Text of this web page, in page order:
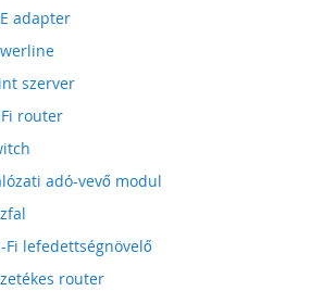
adapter
szerver
router
adó-vevő modul
Fi lefedettségnövelő
router